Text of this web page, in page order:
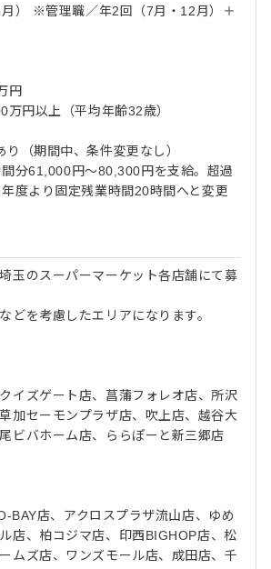
） ※管理職／年2回（7月・12月）＋
円
円以上（平均年齢32歳）
（期間中、条件変更なし）
分61,000円～80,300円を支給。超過
度より固定残業時間20時間へと変更
玉のスーパーマーケット各店舗にて募
どを考慮したエリアになります。
イズゲート店、菖蒲フォレオ店、所沢
加セーモンプラザ店、吹上店、越谷大
ビバホーム店、ららぽーと新三郷店
BAY店、アクロスプラザ流山店、ゆめ
店、柏コジマ店、印西BIGHOP店、松
ムズ店、ワンズモール店、成田店、千